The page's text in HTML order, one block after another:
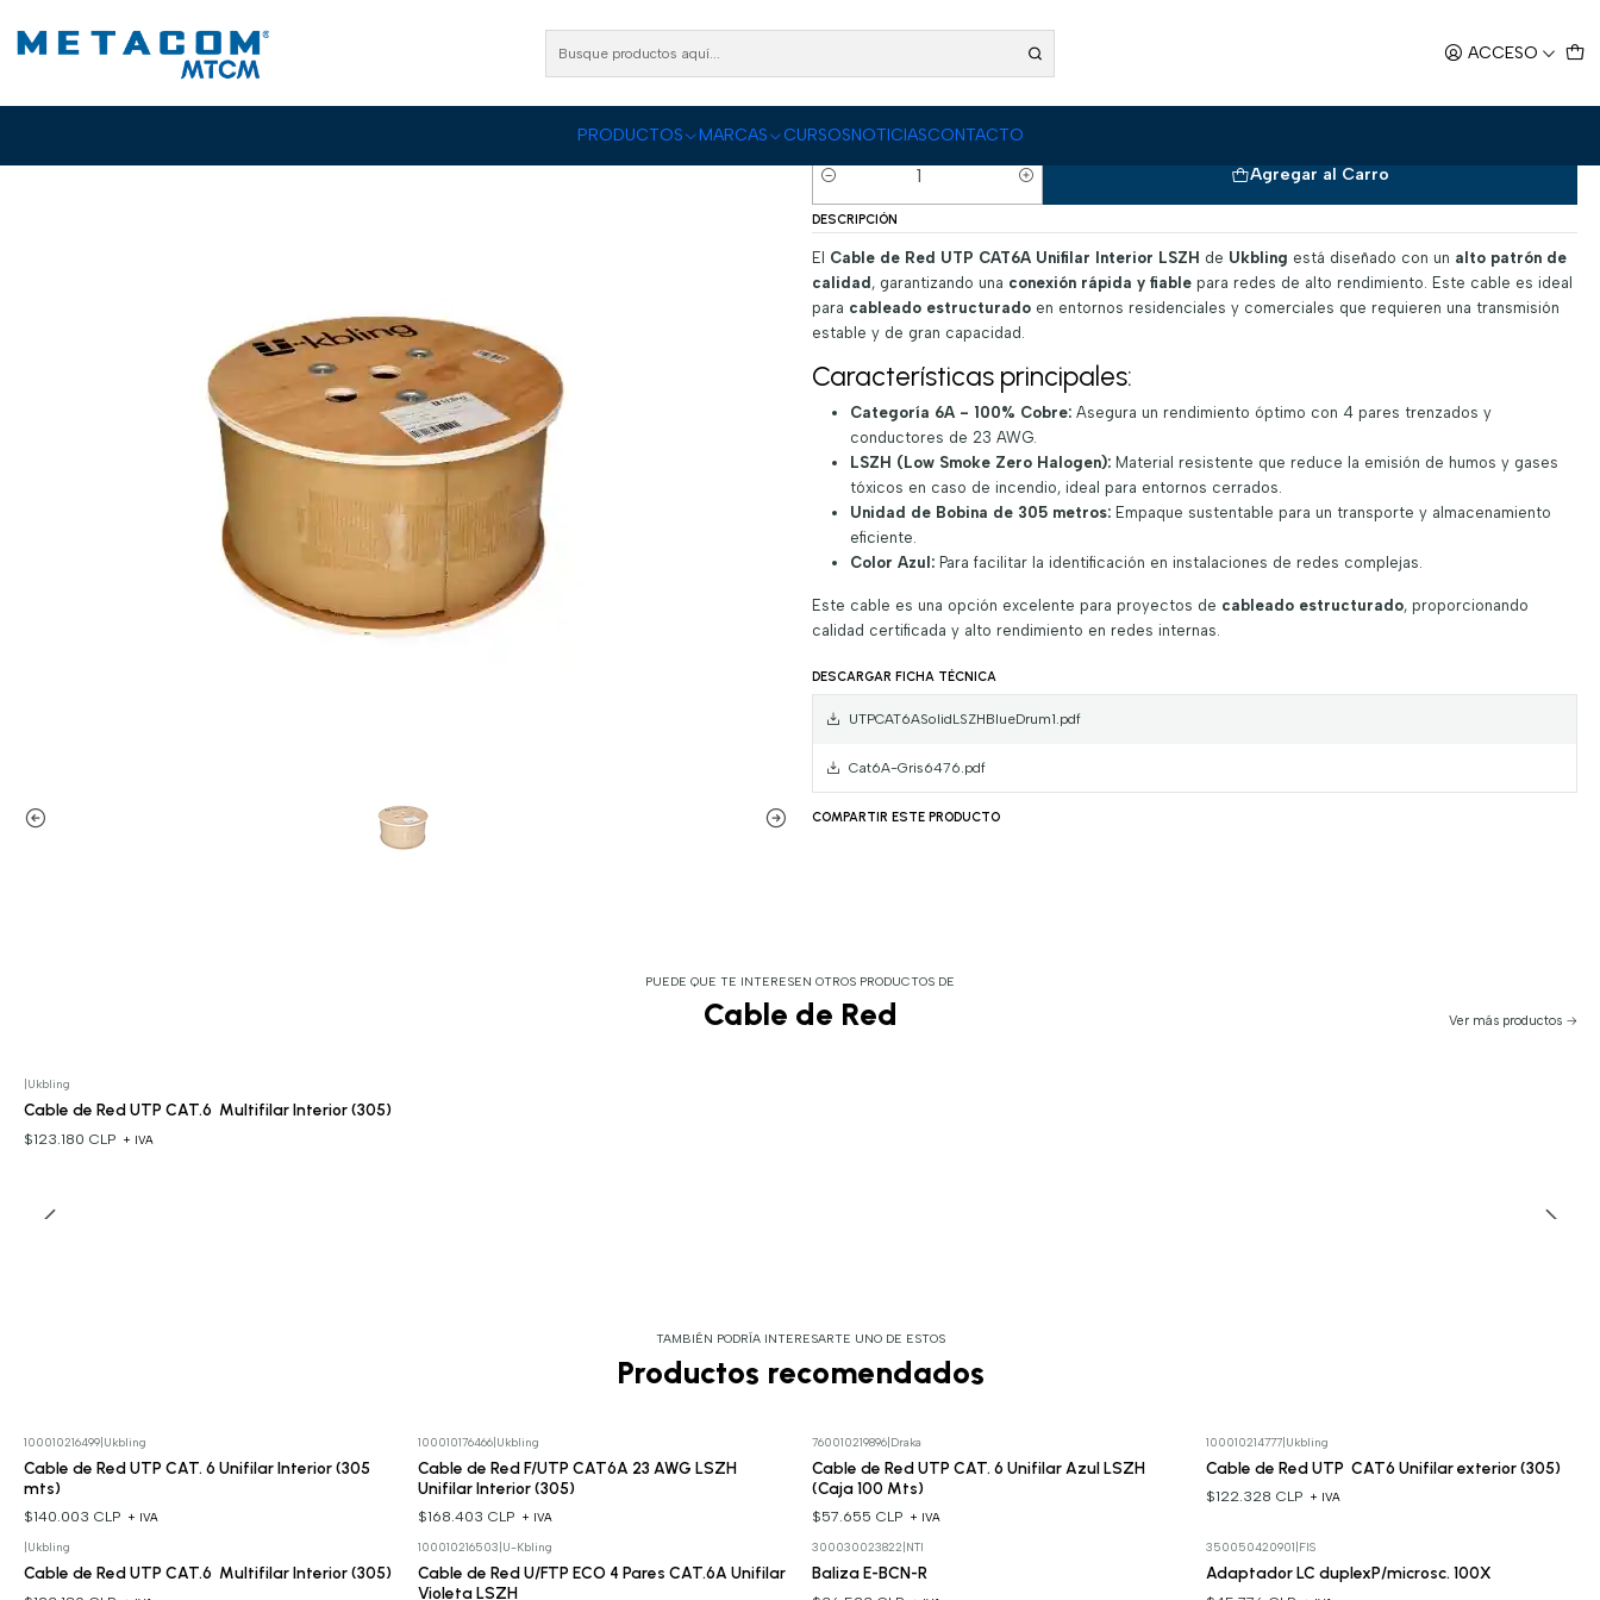
ACCESO
PRODUCTOS MARCAS CURSOSNOTICIASCONTACTO
Cable de Red UTP CAT. 6A Unifilar Interior LSZH
(305) Azul
|
Cantidad
Agregar al Carro
DESCRIPCIÓN
El Cable de Red UTP CAT6A Unifilar Interior LSZH de Ukbling está diseñado con un alto patrón de
calidad , garantizando una conexión rápida y fiablepara redes de alto rendimiento. Este cable es ideal
para cableado estructuradoen entornos residenciales y comerciales que requieren una transmisión
estable y de gran capacidad.
Características principales:
Categoría 6A - 100% Cobre:Asegura un rendimiento óptimo con 4 pares trenzados y
conductores de 23 AWG.
LSZH (Low Smoke Zero Halogen):Material resistente que reduce la emisión de humos y gases
tóxicos en caso de incendio, ideal para entornos cerrados.
Unidad de Bobina de 305 metros:Empaque sustentable para un transporte y almacenamiento
eficiente.
Color Azul:Para facilitar la identificación en instalaciones de redes complejas.
Este cable es una opción excelente para proyectos de cableado estructurado, proporcionando
calidad certificada y alto rendimiento en redes internas.
DESCARGAR FICHA TÉCNICA
UTPCAT6ASolidLSZHBlueDrum1.pdf
Cat6A-Gris6476.pdf
COMPARTIR ESTE PRODUCTO
PUEDE QUE TE INTERESEN OTROS PRODUCTOS DE
Cable de Red Ver más productos
Ukbling
Cable de Red UTP CAT.6 Multifilar Interior (305)
$123.180 CLP + IVA
TAMBIÉN PODRÍA INTERESARTE UNO DE ESTOS
Productos recomendados
100010216499| Ukbling
Cable de Red UTP CAT. 6 Unifilar Interior (305
mts)
$140.003 CLP + IVA
100010176466| Ukbling
Cable de Red F/UTP CAT6A 23 AWG LSZH
Unifilar Interior (305)
$168.403 CLP + IVA
760010219896| Draka
Cable de Red UTP CAT. 6 Unifilar Azul LSZH
(Caja 100 Mts)
$57.655 CLP + IVA
100010214777| Ukbling
Cable de Red UTP CAT6 Unifilar exterior (305)
$122.328 CLP + IVA
Ukbling
Cable de Red UTP CAT.6 Multifilar Interior (305)
100010216503 U-Kbling
Cable de Red U/FTP ECO 4 Pares CAT.6A Unifilar
Violeta LSZH
300030023822 NTI
Baliza E-BCN-R
350050420901 FIS
Adaptador LC duplexP/microsc. 100X